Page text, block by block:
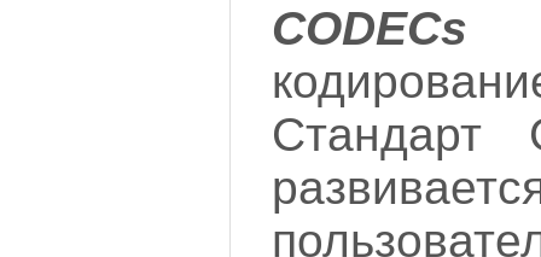
Стандарт